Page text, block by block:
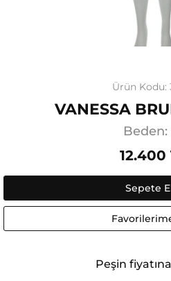
Ürün Kodu:
VANESSA
Beden:
12.400
Sepete
Peşin